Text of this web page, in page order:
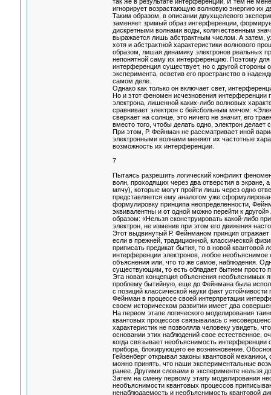
игнорирует возрастающую волновую энергию их
Таким образом, в описании двухщелевого
заменяет зримый образ интерференции,
дискретными волнами воды, количественным
выражается лишь абстрактным числом. А затем,
хотя и абстрактной характеристики волнового
образом, лишая динамику электронов реальных
непонятной саму их интерференцию. Поэтому для
интерференция существует, но с другой стороны
эксперимента, осветив его пространство в
самом деле.
Однако как только он включает свет,
Но и этот феномен исчезновения интерференции
электрона, лишенной каких-либо волновых
сравнивает электрон с бейсбольным мячом:
сверкает на солнце, это ничего не значит, его
вместо того, чтобы делать одно, электрон делает
При этом, Р. Фейнман не рассматривает иной
электронными волнами меняют их частотные
возможность их интерференции.
7
Пытаясь разрешить логический конфликт
волн, проходящих через два отверстия в экране,
мячу), которые могут пройти лишь через одно
представляется ему аналогом уже
формулировку принципа неопределенности,
эквивалентны и от одной можно перейти к
образом: «Нельзя сконструировать какой-либо
электрон, не изменив при этом его движения
Этот выдвинутый Р. Фейнманом принцип
если в прежней, традиционной, классической
приписать предикат бытия, то в новой квантовой
интерференции электронов, любое
объяснения или, что то же самое, наблюдения.
существующим, то есть обладает бытием
Эта новая концепция объяснения необъяснимых
проблему бытийную, еще до Фейнмана была
с позиций классической науки факт
Фейнман в процессе своей интерпретации
своем историческом развитии имеет два
На первом этапе логического моделирования
квантовых процессов связывалась с
характеристик не позволяла человеку увидеть,
основании этих наблюдений свое естественное,
когда связывает необъяснимость
прибора, блокирующего ее возникновение.
Гейзенберг открывал законы квантовой
можно принять, что наши экспериментальные
ранее. Другими словами в эксперименте нельзя
Затем на смену первому этапу моделирования
необъяснимости квантовых процессов
ненаблюдаемость и необъяснимость квантовой